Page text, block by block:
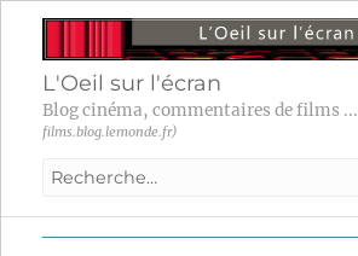
L'Oeil sur l'écran
Blog cinéma, commentaires de films ...
films.blog.lemonde.fr)
Recherche
: